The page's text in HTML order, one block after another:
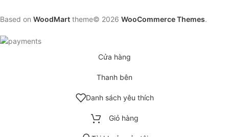
Based on WoodMart theme© 2026 WooCommerce Themes.
Cửa hàng
Thanh bên
Danh sách yêu thích
Giỏ hàng